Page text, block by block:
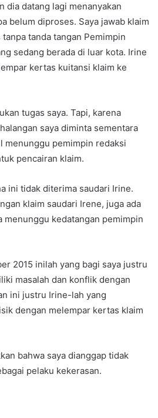
dia datang lagi menanyakan
belum diproses. Saya jawab klaim
tanda tangan Pemimpin
sedang berada di luar kota. Irine
kertas kuitansi klaim ke
tugas saya. Tapi, karena
saya diminta sementara
menunggu pemimpin redaksi
pencairan klaim.
ini tidak diterima saudari Irine.
klaim saudari Irene, juga ada
menunggu kedatangan pemimpin
2015 inilah yang bagi saya justru
masalah dan konflik dengan
ini justru Irine-lah yang
dengan melempar kertas klaim
bahwa saya dianggap tidak
pelaku kekerasan.